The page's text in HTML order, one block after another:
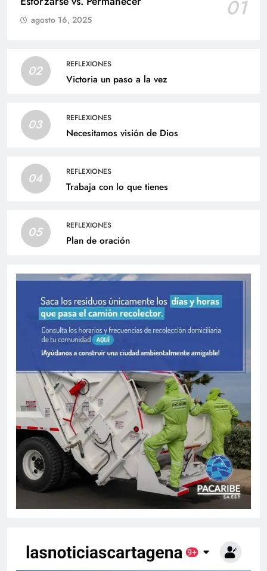
01
agosto 16, 2025
02 REFLEXIONES
Victoria un paso a la vez
03 REFLEXIONES
Necesitamos visión de Dios
04 REFLEXIONES
Trabaja con lo que tienes
05 REFLEXIONES
Plan de oración